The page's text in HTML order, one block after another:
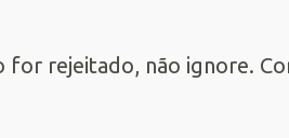
for rejeitado, não ignore.